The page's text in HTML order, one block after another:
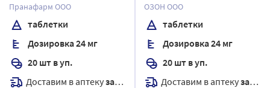
Пранафарм ООО
таблетки
Дозировка 24 мг
20 шт в уп.
Доставим в аптекузавтра
ОЗОН ООО
таблетки
Дозировка 24 мг
20 шт в уп.
Доставим в аптекузавтра